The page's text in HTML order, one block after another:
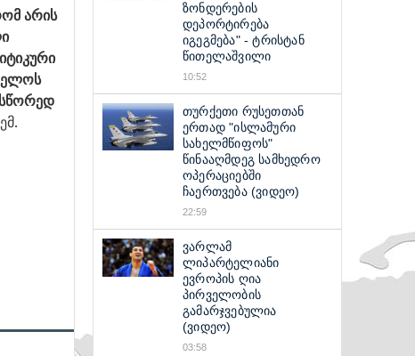
არის
სწორედ
ზონდერების
დეპორტირება
იგეგმება" - ტრისტან
წითელაშვილი
10:52
თურქეთი რუსეთთან
ერთად "ისლამური
სახელმწიფოს"
წინააღმდეგ სამხედრო
ოპერაციებში
ჩაერთვება (ვიდეო)
22:59
ვარლამ
ლიპარტელიანი
ევროპის ღია
პირველობის
გამარჯვებულია
(ვიდეო)
03:58